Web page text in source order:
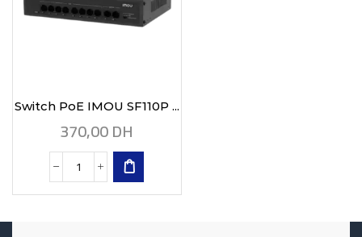
Switch PoE IMOU SF110P ...
370,00DH